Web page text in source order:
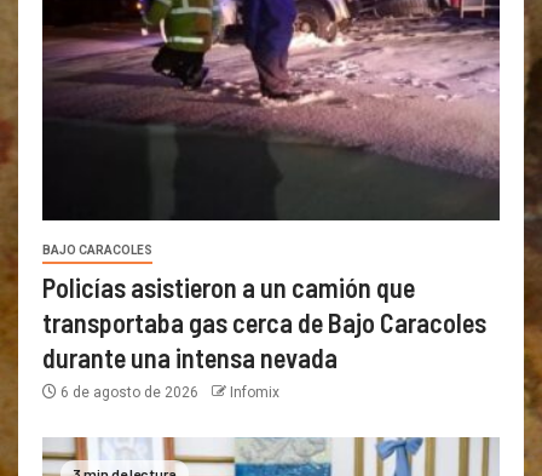
BAJO CARACOLES
Policías asistieron a un camión que
transportaba gas cerca de Bajo Caracoles
durante una intensa nevada
6 de agosto de 2026 Infomix